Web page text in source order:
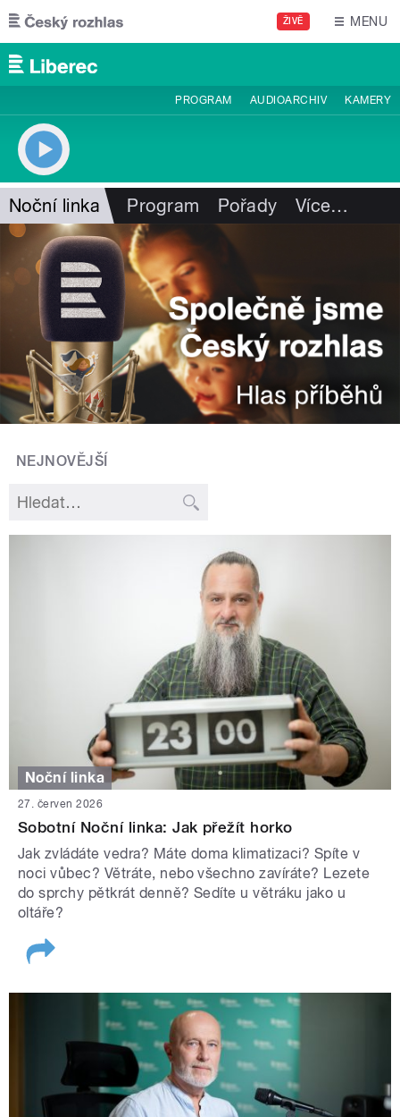
Přejít k hlavnímu obsahu
ŽIVĚ MENU
PROGRAM AUDIOARCHIV KAMERY
Noční linka Program Pořady Více…
NEJNOVĚJŠÍ
Noční linka
27. červen 2026
Sobotní Noční linka: Jak přežít horko
Jak zvládáte vedra? Máte doma klimatizaci? Spíte v
noci vůbec? Větráte, nebo všechno zavíráte? Lezete
do sprchy pětkrát denně? Sedíte u větráku jako u
oltáře?